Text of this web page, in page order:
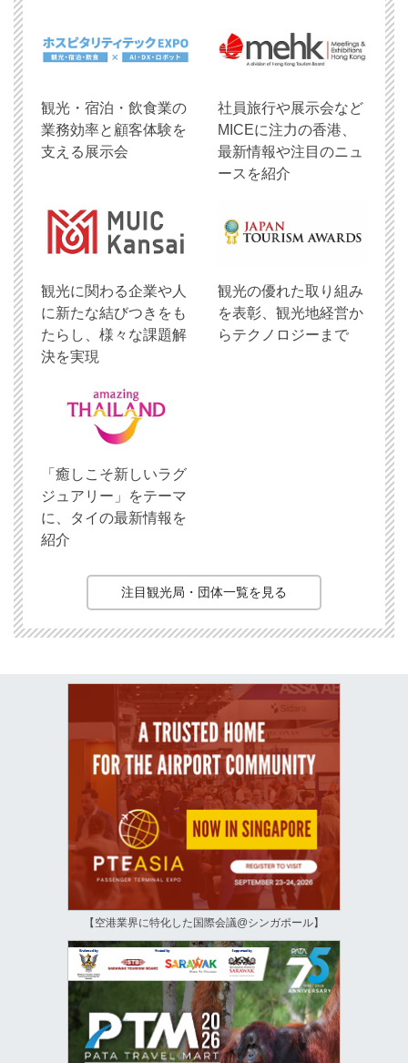
観光・宿泊・飲食業の
業務効率と顧客体験を
支える展示会
社員旅行や展示会など
MICEに注力の香港、
最新情報や注目のニュ
ースを紹介
観光に関わる企業や人
に新たな結びつきをも
たらし、様々な課題解
決を実現
観光の優れた取り組み
を表彰、観光地経営か
らテクノロジーまで
「癒しこそ新しいラグ
ジュアリー」をテーマ
に、タイの最新情報を
紹介
注目観光局・団体一覧を見る
【空港業界に特化した国際会議@シンガポール】